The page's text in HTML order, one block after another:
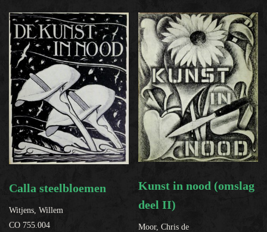
Calla steelbloemen
Witjens, Willem
CO 755.004
Kunst in nood (omslag
deel II)
Moor, Chris de